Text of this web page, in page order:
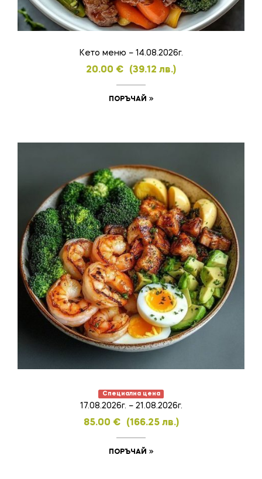
Кето меню – 14.08.2026г.
20.00 € (39.12 лв.)
ПОРЪЧАЙ
Специална цена
17.08.2026г. – 21.08.2026г.
85.00 € (166.25 лв.)
ПОРЪЧАЙ